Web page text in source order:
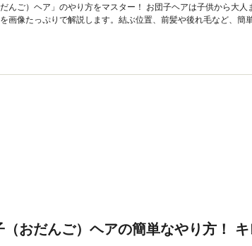
だんご）ヘア」のやり方をマスター！ お団子ヘアは子供から大
画像たっぷりで解説します。結ぶ位置、前髪や後れ毛など、簡
（おだんご）ヘアの簡単なやり方！